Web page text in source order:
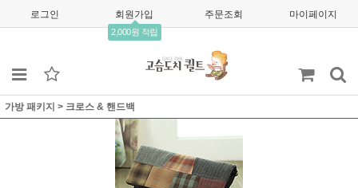
로그인 회원가입
2,000원 적립
주문조회 마이페이지
가방 패키지 > 크로스 & 핸드백